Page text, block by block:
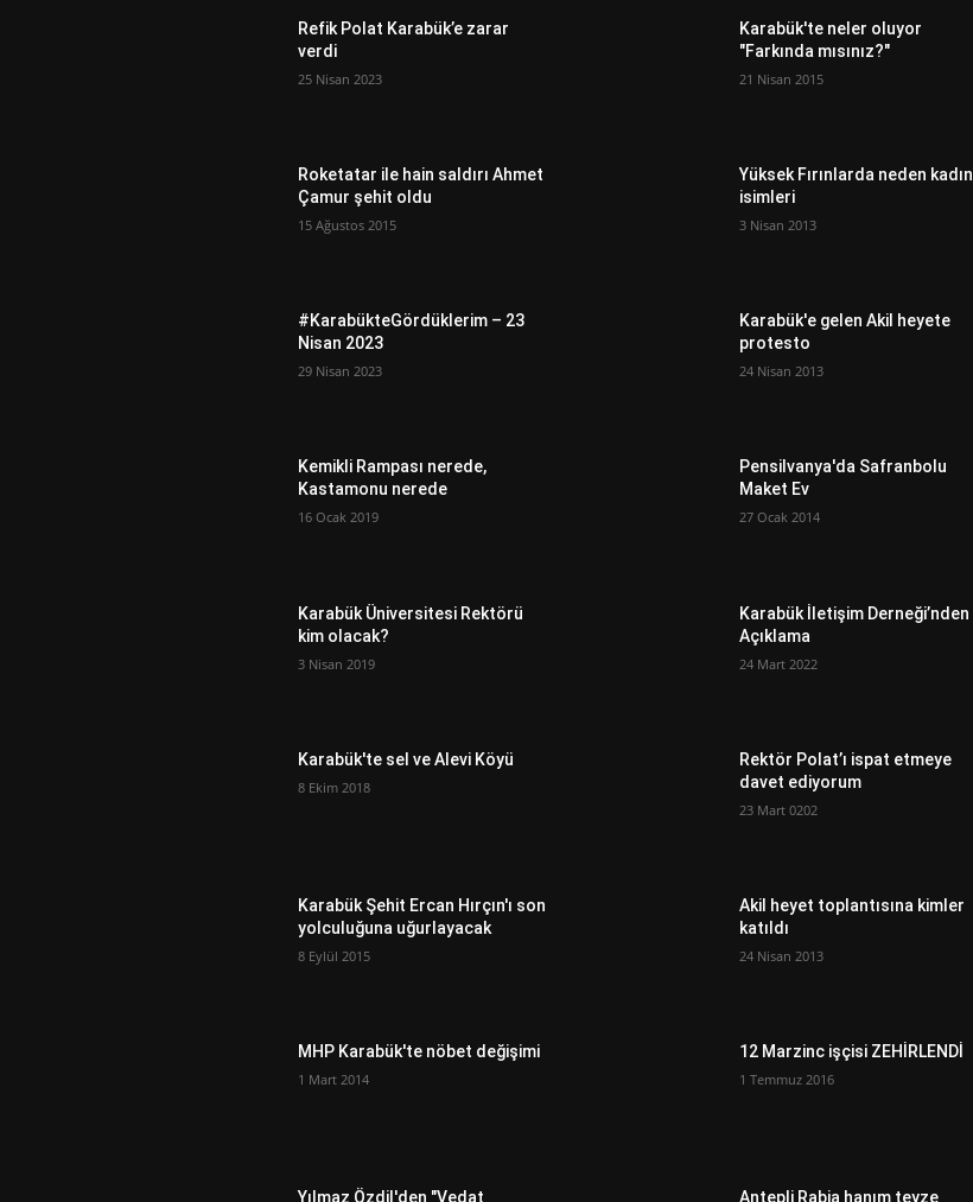
Refik Polat Karabük’e zarar
verdi
25 Nisan 2023
Roketatar ile hain saldırı Ahmet
Çamur şehit oldu
15 Ağustos 2015
#KarabükteGördüklerim – 23
Nisan 2023
29 Nisan 2023
Kemikli Rampası nerede,
Kastamonu nerede
16 Ocak 2019
Karabük Üniversitesi Rektörü
kim olacak?
3 Nisan 2019
Karabük'te sel ve Alevi Köyü
8 Ekim 2018
Karabük Şehit Ercan Hırçın'ı son
yolculuğuna uğurlayacak
8 Eylül 2015
MHP Karabük'te nöbet değişimi
1 Mart 2014
Yılmaz Özdil'den "Vedat
Karabük'te neler oluyor
"Farkında mısınız?"
21 Nisan 2015
Yüksek Fırınlarda neden kadın
isimleri
3 Nisan 2013
Karabük'e gelen Akil heyete
protesto
24 Nisan 2013
Pensilvanya'da Safranbolu
Maket Ev
27 Ocak 2014
Karabük İletişim Derneği’nden
Açıklama
24 Mart 2022
Rektör Polat’ı ispat etmeye
davet ediyorum
23 Mart 0202
Akil heyet toplantısına kimler
katıldı
24 Nisan 2013
12 Marzinc işçisi ZEHİRLENDİ
1 Temmuz 2016
Antepli Rabia hanım teyze